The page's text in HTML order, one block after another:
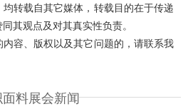
转载自其它媒体，转载目的在于传递
其观点及对其真实性负责。
容、版权以及其它问题的，请联系我
料展会新闻